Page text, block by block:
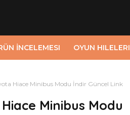
İNCELEMESI OYUN HILELERI
Hiace Minibus Modu İndir Güncel Link
Minibus Modu